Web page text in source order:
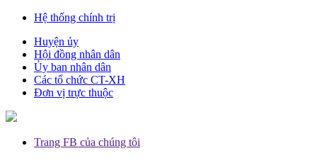
Hệ thống chính trị
Huyện ủy
Hội đồng nhân dân
Ủy ban nhân dân
Các tổ chức CT-XH
Đơn vị trực thuộc
Trang FB của chúng tôi